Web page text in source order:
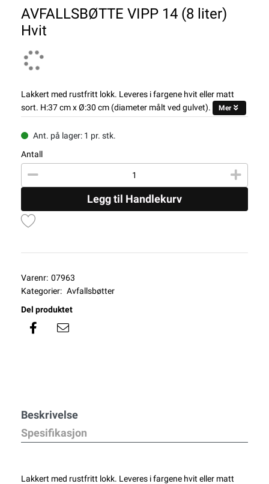
AVFALLSBØTTE VIPP 14 (8 liter)
Hvit
Lakkert med rustfritt lokk. Leveres i fargene hvit eller matt
sort. H:37 cm x Ø:30 cm (diameter målt ved gulvet).
Mer
Ant. på lager: 1 pr. stk.
Antall
Legg til Handlekurv
Varenr: 07963
Kategorier: Avfallsbøtter
Del produktet
Beskrivelse
Spesifikasjon
Lakkert med rustfritt lokk. Leveres i fargene hvit eller matt